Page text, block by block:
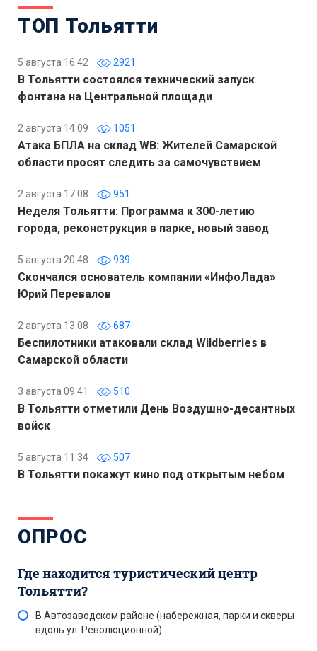
ТОП Тольятти
5 августа 16:42 2921
В Тольятти состоялся технический запуск
фонтана на Центральной площади
2 августа 14:09 1051
Атака БПЛА на склад WB: Жителей Самарской
области просят следить за самочувствием
2 августа 17:08 951
Неделя Тольятти: Программа к 300-летию
города, реконструкция в парке, новый завод
5 августа 20:48 939
Скончался основатель компании «ИнфоЛада»
Юрий Перевалов
2 августа 13:08 687
Беспилотники атаковали склад Wildberries в
Самарской области
3 августа 09:41 510
В Тольятти отметили День Воздушно-десантных
войск
5 августа 11:34 507
В Тольятти покажут кино под открытым небом
ОПРОС
Где находится туристический центр
Тольятти?
В Автозаводском районе (набережная, парки и скверы
вдоль ул. Революционной)